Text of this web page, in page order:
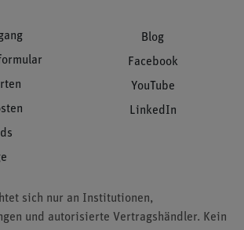
Blog
Facebook
YouTube
LinkedIn
sich nur an Institutionen,
und autorisierte Vertragshändler. Kein